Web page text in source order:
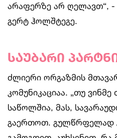
არაფერზე არ ღელავთ“, -
გერტ ჰოლშტეგე.
საუბარი
ძლიერი ორგაზმის
კომუნიკაციაა. „თუ
საწოლშია, მას,
გაერთოთ. გულწრფელად